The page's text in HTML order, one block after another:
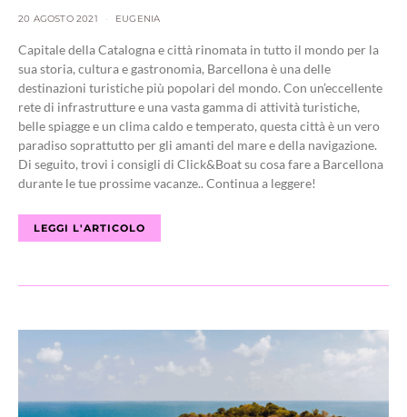
20 AGOSTO 2021 EUGENIA
Capitale della Catalogna e città rinomata in tutto il mondo per la
sua storia, cultura e gastronomia, Barcellona è una delle
destinazioni turistiche più popolari del mondo. Con un’eccellente
rete di infrastrutture e una vasta gamma di attività turistiche,
belle spiagge e un clima caldo e temperato, questa città è un vero
paradiso soprattutto per gli amanti del mare e della navigazione.
Di seguito, trovi i consigli di Click&Boat su cosa fare a Barcellona
durante le tue prossime vacanze.. Continua a leggere!
LEGGI L'ARTICOLO